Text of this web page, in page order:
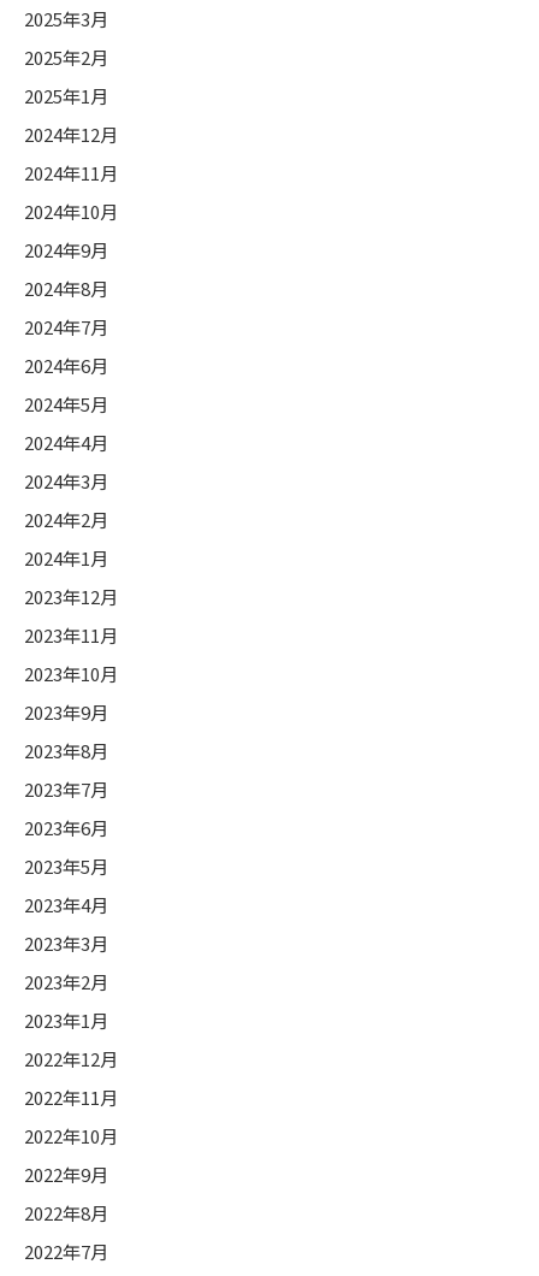
2025年3月
2025年2月
2025年1月
2024年12月
2024年11月
2024年10月
2024年9月
2024年8月
2024年7月
2024年6月
2024年5月
2024年4月
2024年3月
2024年2月
2024年1月
2023年12月
2023年11月
2023年10月
2023年9月
2023年8月
2023年7月
2023年6月
2023年5月
2023年4月
2023年3月
2023年2月
2023年1月
2022年12月
2022年11月
2022年10月
2022年9月
2022年8月
2022年7月